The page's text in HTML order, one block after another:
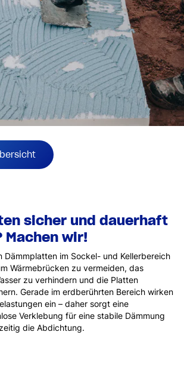
sicher und dauerhaft
Machen wir!
Dämmplatten im Sockel- und Kellerbereich
Wärmebrücken zu vermeiden, das
zu verhindern und die Platten
Gerade im erdberührten Bereich wirken
ein – daher sorgt eine
Verklebung für eine stabile Dämmung
die Abdichtung.